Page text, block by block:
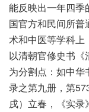
能反映出一年四季
国官方和民间所
术和中医等学科上
以清朝官修史书
为分割点：如中
录之第九册，第
戌）立春，《实录